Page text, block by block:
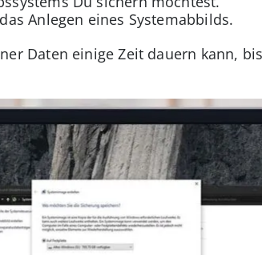
Anlegen eines Systemabbilds.
Daten einige Zeit dauern kann,